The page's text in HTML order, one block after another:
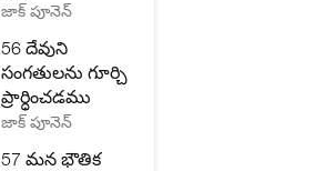
జాక్ పూనెన్
56 దేవుని
సంగతులను గూర్చి
ప్రార్ధించడము
జాక్ పూనెన్
57 మన భౌతిక